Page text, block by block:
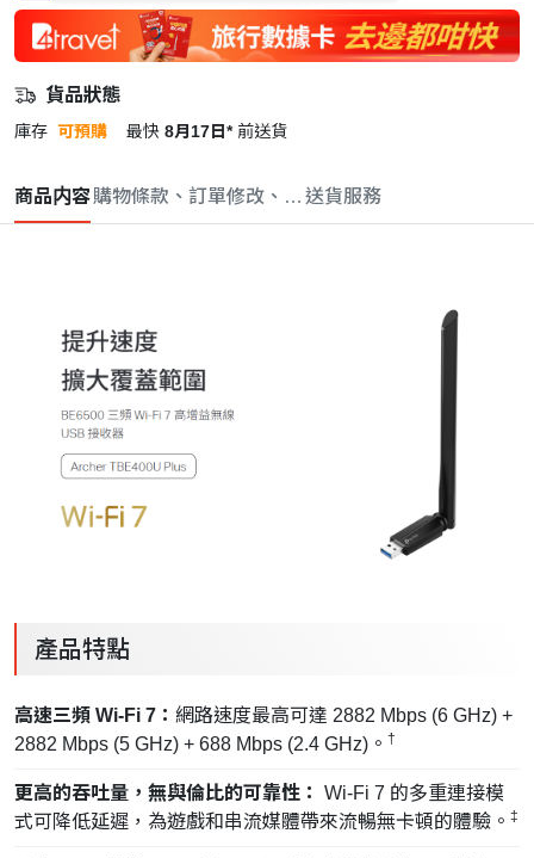
貨品狀態
庫存 可預購 最快 8月17日* 前送貨
商品内容購物條款、訂單修改、取消與退款政策
送貨服務
產品特點
高速三頻 Wi-Fi 7： 網路速度最高可達 2882 Mbps (6 GHz) +
2882 Mbps (5 GHz) + 688 Mbps (2.4 GHz)。 †
更高的吞吐量，無與倫比的可靠性：
Wi-Fi 7 的多重連接模
式可降低延遲，為遊戲和串流媒體帶來流暢無卡頓的體驗。 ‡